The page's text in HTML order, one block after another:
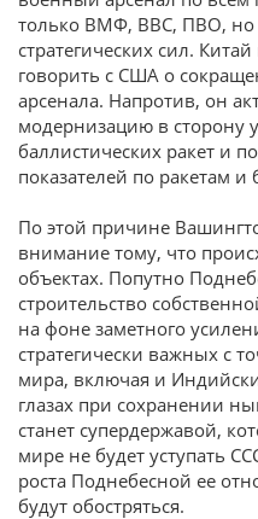
только ВМФ, ВВС, ПВО, но
стратегических сил.
говорить с США о
арсенала. Напротив, он
модернизацию в сторону
баллистических ракет и
показателей по ракетам и
По этой причине
внимание тому, что
объектах. Попутно
строительство
на фоне заметного
стратегически важных с
мира, включая и
глазах при сохранении
станет супердержавой,
мире не будет уступать
роста Поднебесной ее
будут обостряться.